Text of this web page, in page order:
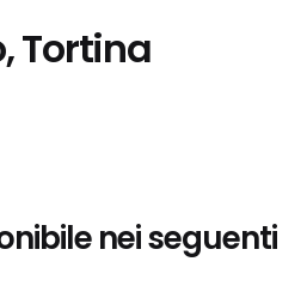
Tortina
nei seguenti